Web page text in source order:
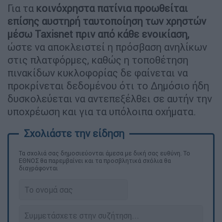
Για τα κοινόχρηστα πατίνια προωθείται
επίσης αυστηρή ταυτοποίηση των χρηστών
μέσω Taxisnet πριν από κάθε ενοικίαση,
ώστε να αποκλειστεί η πρόσβαση ανηλίκων
στις πλατφόρμες, καθώς η τοποθέτηση
πινακίδων κυκλοφορίας δε φαίνεται να
προκρίνεται δεδομένου ότι το Δημόσιο ήδη
δυσκολεύεται να αντεπεξέλθει σε αυτήν την
υποχρέωση και για τα υπόλοιπα οχήματα.
Τα σχολιά σας δημοσιεύονται άμεσα με δική σας ευθύνη. Το
ΕΘΝΟΣ θα παρεμβαίνει και τα προσβλητικά σχόλια θα
διαγράφονται